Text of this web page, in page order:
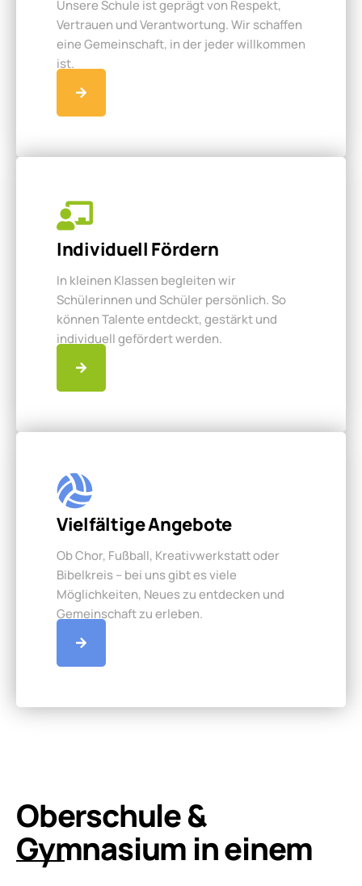
Unsere Schule ist geprägt von Respekt,
Vertrauen und Verantwortung. Wir schaffen
eine Gemeinschaft, in der jeder willkommen
ist.
Individuell Fördern
In kleinen Klassen begleiten wir
Schülerinnen und Schüler persönlich. So
können Talente entdeckt, gestärkt und
individuell gefördert werden.
Vielfältige Angebote
Ob Chor, Fußball, Kreativwerkstatt oder
Bibelkreis – bei uns gibt es viele
Möglichkeiten, Neues zu entdecken und
Gemeinschaft zu erleben.
Oberschule &
Gymnasium in einem